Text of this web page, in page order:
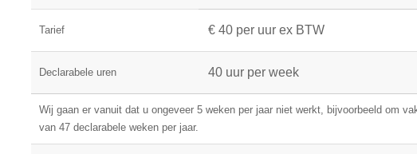
Tarief € 40 per uur ex BTW
Declarabele uren 40 uur per week
Wij gaan er vanuit dat u ongeveer 5 weken per jaar niet werkt, bijvoorbeeld om
van 47 declarabele weken per jaar.